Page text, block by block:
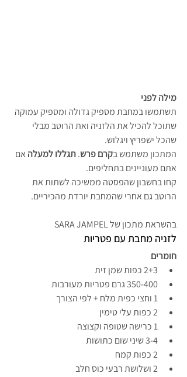
מילה לפני
תשתמשו במחבת מספיק גדולה ומספיק עמוקה
שתוכל להכיל את הלזניה ואת הרוטב מבלי
שהכל ישפריץ ויגלוש.
המתכון משתמש בקרם פרש. תגללו למעלה אם
אתם מעוניינים בתחליפים.
קחו בחשבון שהפסטה ממשיכה לשתות את
הרוטב גם אחרי שהמחבת יורדת מהכיריים.
בהשראת מתכון של SARA JAMPEL
לזניה מחבת עם פטריות
חומרים
2+3 כפות שמן זית
350-400 גרם פטריות מעורבות
1 וחצי כפית מלח + לפי הצורך
2 כפות עלי טימין
1 כרישה שטופה וקצוצה
3-4 שיני שום כתושות
2 כפות קמח
2 ושלושת רבעי כוס חלב